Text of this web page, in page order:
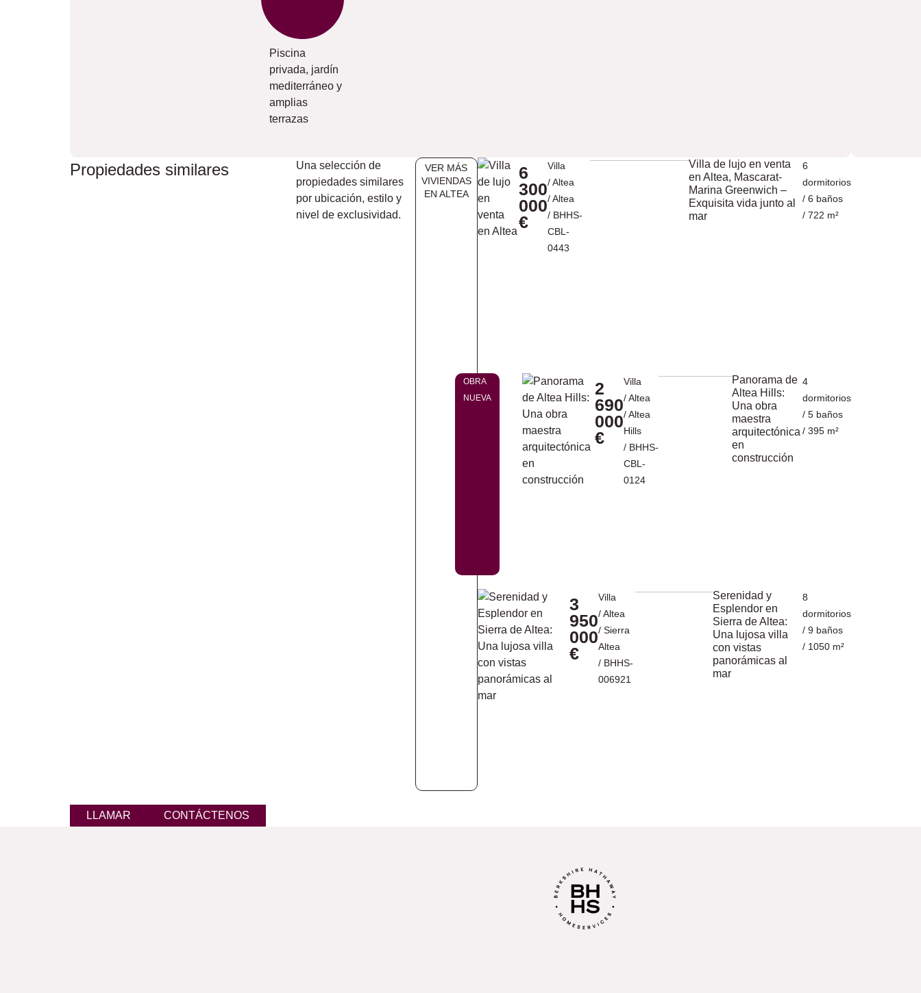
Piscina
privada, jardín
mediterráneo y
amplias
terrazas
Propiedades similares
Una selección de
propiedades similares
por ubicación, estilo y
nivel de exclusividad.
VER MÁS
VIVIENDAS
EN ​ALTEA
6
300
000
€
Villa
/ Altea
/ Altea
/ BHHS-
CBL-
0443
Villa de lujo en venta
en Altea, Mascarat-
Marina Greenwich –
Exquisita vida junto al
mar
6
dormitorios
/ 6 baños
/ 722 m²
OBRA
NUEVA
2
690
000
€
Villa
/ Altea
/ Altea
Hills
/ BHHS-
CBL-
0124
Panorama de
Altea Hills:
Una obra
maestra
arquitectónica
en
construcción
4
dormitorios
/ 5 baños
/ 395 m²
3
950
000
€
Villa
/Altea
/ Sierra
Altea
/ BHHS-
006921
Serenidad y
Esplendor en
Sierra de Altea:
Una lujosa villa
con vistas
panorámicas al
mar
8
dormitorios
/ 9 baños
/ 1050 m²
LLAMAR CONTÁCTENOS